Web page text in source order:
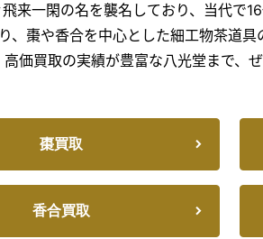
来一閑の名を襲名しており、当代で
、棗や香合を中心とした細工物茶道具
価買取の実績が豊富な八光堂まで、
棗買取
香合買取